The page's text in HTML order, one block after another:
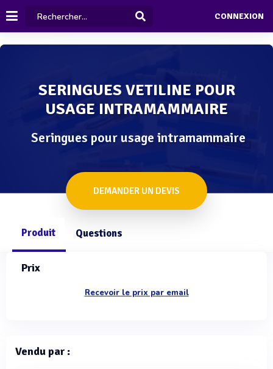
CONNEXION
SERINGUES VETILINE POUR
USAGE INTRAMAMMAIRE
Seringues pour usage intramammaire
DEMANDER UN DEVIS
Produit Questions
Prix
Recevoir le prix par email
Vendu par :